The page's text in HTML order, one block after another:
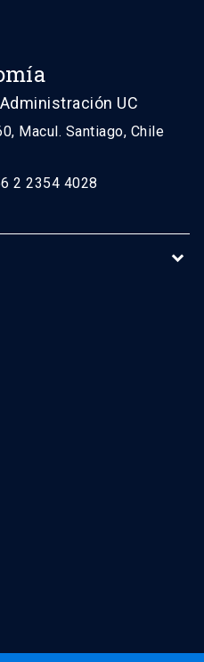
UC
Macul. Santiago, Chile
2 2354 4028